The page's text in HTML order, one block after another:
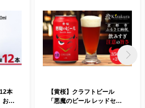
本
お祝
【黄桜】クラフトビール
「悪魔のビール レッドセッ